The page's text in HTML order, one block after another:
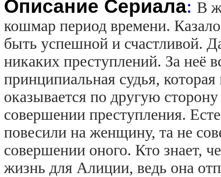
Описание Сериала: В
кошмар период времени.
быть успешной и счастливой.
никаких преступлений. За неё
принципиальная судья, которая
оказывается по другую
совершении преступления.
повесили на женщину, та не
совершении оного. Кто знает,
жизнь для Алиции, ведь она